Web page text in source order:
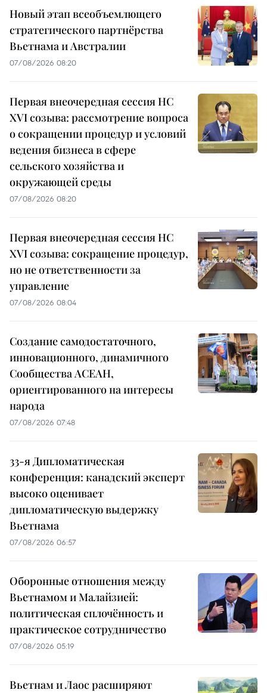
Новый этап всеобъемлющего
стратегического партнёрства
Вьетнама и Австралии
07/08/2026 08:20
Первая внеочередная сессия НС
XVI созыва: рассмотрение вопроса
о сокращении процедур и условий
ведения бизнеса в сфере
сельского хозяйства и
окружающей среды
07/08/2026 08:20
Первая внеочередная сессия НС
XVI созыва: сокращение процедур,
но не ответственности за
управление
07/08/2026 08:04
Создание самодостаточного,
инновационного, динамичного
Сообщества АСЕАН,
ориентированного на интересы
народа
07/08/2026 07:48
33-я Дипломатическая
конференция: канадский эксперт
высоко оценивает
дипломатическую выдержку
Вьетнама
07/08/2026 06:57
Оборонные отношения между
Вьетнамом и Малайзией:
политическая сплочённость и
практическое сотрудничество
07/08/2026 05:19
Вьетнам и Лаос расширяют